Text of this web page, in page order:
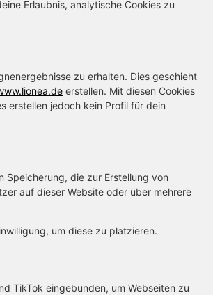
Erlaubnis, analytische Cookies zu
zu erhalten. Dies geschieht
erstellen. Mit diesen Cookies
erstellen jedoch kein Profil für dein
Speicherung, die zur Erstellung von
auf dieser Website oder über mehrere
um diese zu platzieren.
TikTok eingebunden, um Webseiten zu